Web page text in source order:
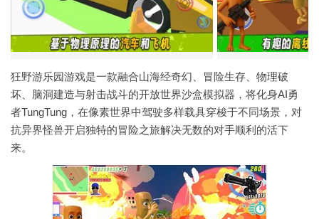
狂野游乐园游戏是一款融合山海经奇幻、冒险生存、物理破
坏、脑洞建造与射击战斗的开放世界沙盒模拟器，将化身AI勇
者TungTung，在像素世界中驾驶多样载具穿梭于不同场景，对
抗异界怪兽开启独特的冒险之旅解决无数的对手顺利的活下
来。